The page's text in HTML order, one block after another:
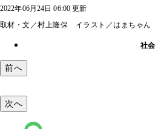
2022年06月24日 06:00 更新
取材・文／村上隆保 イラスト／はまちゃん
社会
前へ
次へ